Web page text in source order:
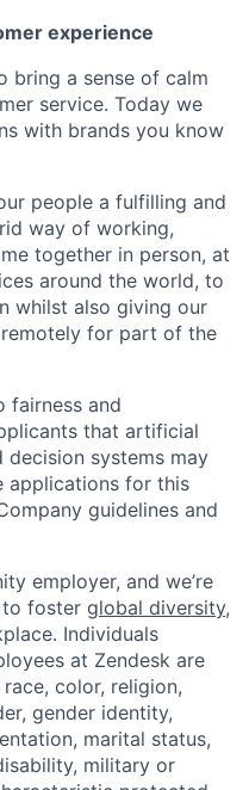
experience
bring a sense of calm
service. Today we
with brands you know
people a fulfilling and
way of working,
together in person, at
around the world, to
whilst also giving our
for part of the
fairness and
that artificial
systems may
applications for this
guidelines and
employer, and we’re
foster global diversity,
Individuals
at Zendesk are
color, religion,
gender identity,
marital status,
military or